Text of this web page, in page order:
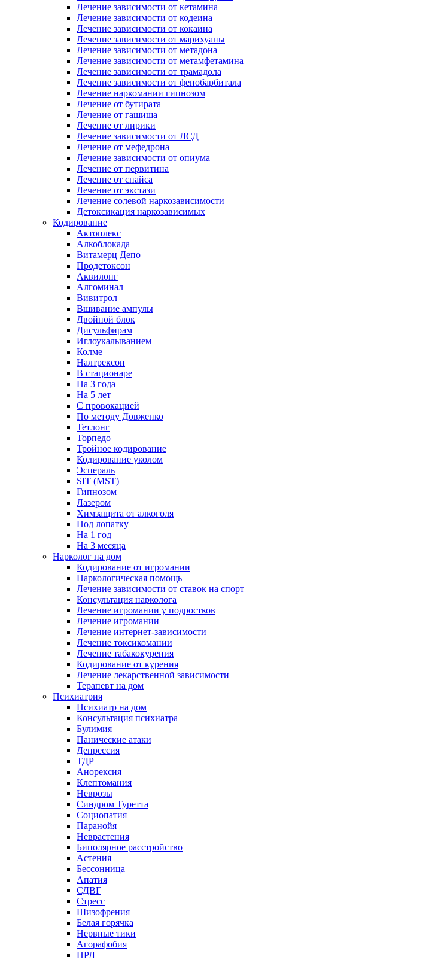
Лечение зависимости от кетамина
Лечение зависимости от кодеина
Лечение зависимости от кокаина
Лечение зависимости от марихуаны
Лечение зависимости от метадона
Лечение зависимости от метамфетамина
Лечение зависимости от трамадола
Лечение зависимости от фенобарбитала
Лечение наркомании гипнозом
Лечение от бутирата
Лечение от гашиша
Лечение от лирики
Лечение зависимости от ЛСД
Лечение от мефедрона
Лечение зависимости от опиума
Лечение от первитина
Лечение от спайса
Лечение от экстази
Лечение солевой наркозависимости
Детоксикация наркозависимых
Кодирование
Актоплекс
Алкоблокада
Витамерц Депо
Продетоксон
Аквилонг
Алгоминал
Вивитрол
Вшивание ампулы
Двойной блок
Дисульфирам
Иглоукалыванием
Колме
Налтрексон
В стационаре
На 3 года
На 5 лет
С провокацией
По методу Довженко
Тетлонг
Торпедо
Тройное кодирование
Кодирование уколом
Эспераль
SIT (MST)
Гипнозом
Лазером
Химзащита от алкоголя
Под лопатку
На 1 год
На 3 месяца
Нарколог на дом
Кодирование от игромании
Наркологическая помощь
Лечение зависимости от ставок на спорт
Консультация нарколога
Лечение игромании у подростков
Лечение игромании
Лечение интернет-зависимости
Лечение токсикомании
Лечение табакокурения
Кодирование от курения
Лечение лекарственной зависимости
Терапевт на дом
Психиатрия
Психиатр на дом
Консультация психиатра
Булимия
Панические атаки
Депрессия
ТДР
Анорексия
Клептомания
Неврозы
Синдром Туретта
Социопатия
Паранойя
Неврастения
Биполярное расстройство
Астения
Бессонница
Апатия
СДВГ
Стресс
Шизофрения
Белая горячка
Нервные тики
Агорафобия
ПРЛ